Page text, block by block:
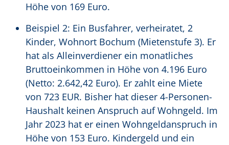
Höhe von 169 Euro.
Beispiel 2: Ein Busfahrer, verheiratet, 2
Kinder, Wohnort Bochum (Mietenstufe 3). Er
hat als Alleinverdiener ein monatliches
Bruttoeinkommen in Höhe von 4.196 Euro
(Netto: 2.642,42 Euro). Er zahlt eine Miete
von 723 EUR. Bisher hat dieser 4-Personen-
Haushalt keinen Anspruch auf Wohngeld. Im
Jahr 2023 hat er einen Wohngeldanspruch in
Höhe von 153 Euro. Kindergeld und ein